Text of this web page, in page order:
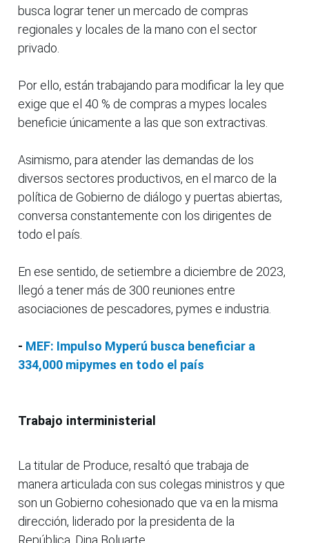
busca lograr tener un mercado de compras
regionales y locales de la mano con el sector
privado.
Por ello, están trabajando para modificar la ley que
exige que el 40 % de compras a mypes locales
beneficie únicamente a las que son extractivas.
Asimismo, para atender las demandas de los
diversos sectores productivos, en el marco de la
política de Gobierno de diálogo y puertas abiertas,
conversa constantemente con los dirigentes de
todo el país.
En ese sentido, de setiembre a diciembre de 2023,
llegó a tener más de 300 reuniones entre
asociaciones de pescadores, pymes e industria.
- MEF: Impulso Myperú busca beneficiar a
334,000 mipymes en todo el país
Trabajo interministerial
La titular de Produce, resaltó que trabaja de
manera articulada con sus colegas ministros y que
son un Gobierno cohesionado que va en la misma
dirección, liderado por la presidenta de la
República, Dina Boluarte.